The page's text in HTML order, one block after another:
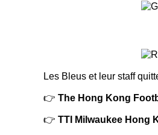
Les Bleus et leur staff
👉 The Hong Kong
👉 TTI Milwaukee Hong